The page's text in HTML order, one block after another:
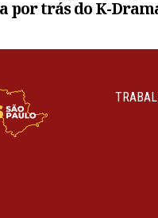
por trás do K-